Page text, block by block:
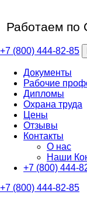
Работаем по
+7 (800) 444-82-85
Документы
Рабочие
Дипломы
Охрана труда
Цены
Отзывы
Контакты
О нас
Наши
+7 (800) 444-
+7 (800) 444-82-85